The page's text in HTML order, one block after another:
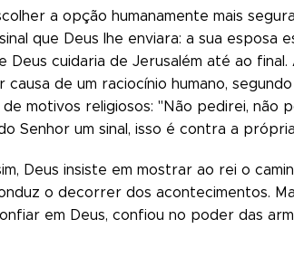
a opção humanamente mais
que Deus lhe enviara: a sua esposa
Deus cuidaria de Jerusalém até ao
causa de um raciocínio humano,
motivos religiosos: "Não pedirei, não
Senhor um sinal, isso é contra a
Deus insiste em mostrar ao rei o
o decorrer dos acontecimentos.
em Deus, confiou no poder das